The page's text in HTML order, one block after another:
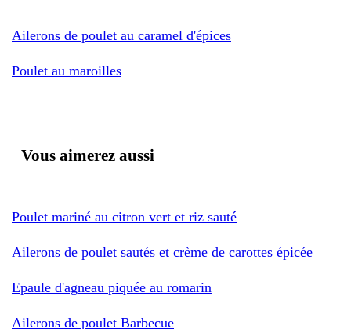
Ailerons de poulet au caramel d'épices
Poulet au maroilles
Vous aimerez aussi
Poulet mariné au citron vert et riz sauté
Ailerons de poulet sautés et crème de carottes épicée
Epaule d'agneau piquée au romarin
Ailerons de poulet Barbecue